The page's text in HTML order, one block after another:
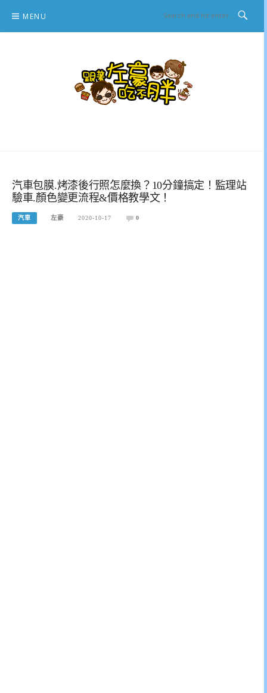
content
MENU
汽車包膜.烤漆後行照怎麼換？10分鐘搞定！監理站
驗車.顏色變更流程&價格教學文！
汽車 左豪 2020-10-17 0